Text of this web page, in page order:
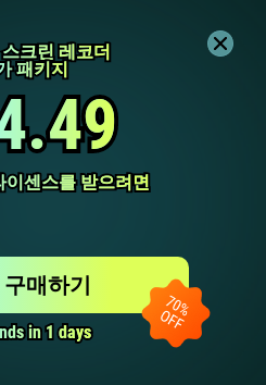
스크린 레코더
스크린 레코더
패키지
패키지
이센스를 받으려면
이센스를 받으려면
in 1 days
in 1 days
매하기